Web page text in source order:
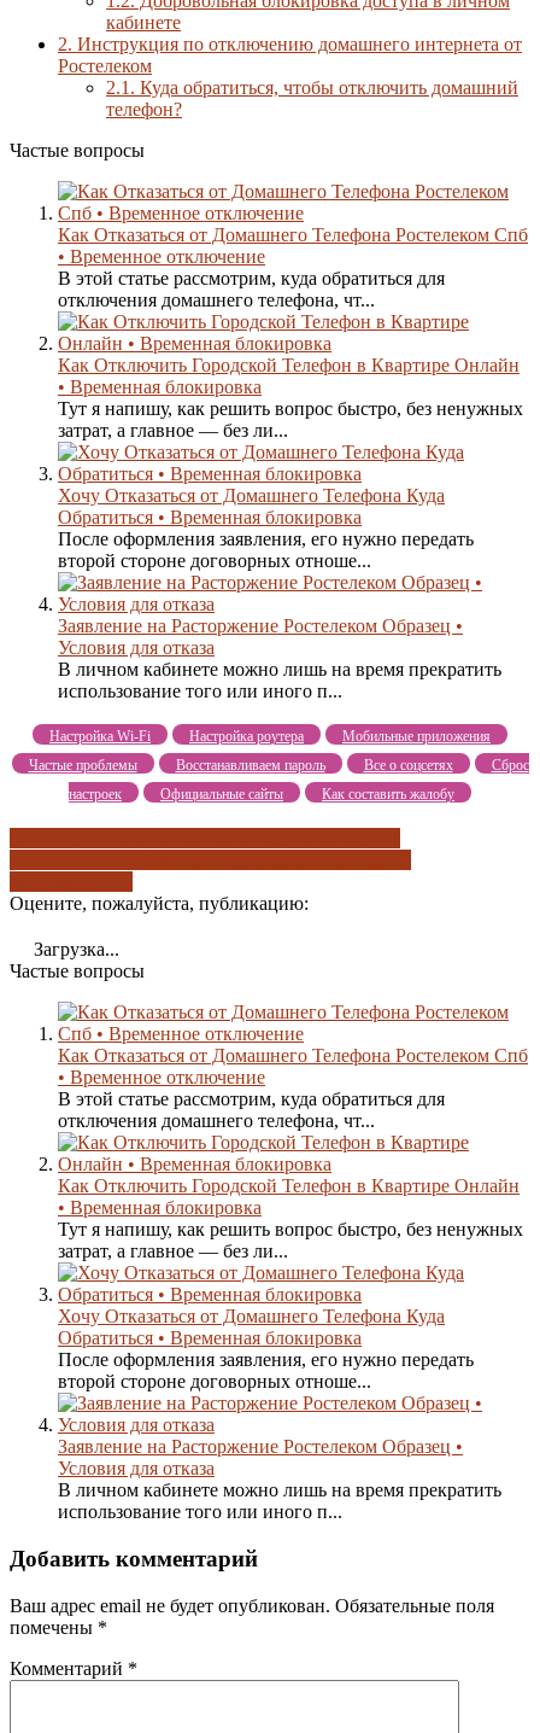
кабинете
2. Инструкция по отключению домашнего интернета от
Ростелеком
2.1. Куда обратиться, чтобы отключить домашний
телефон?
Частые вопросы
Как Отказаться от Домашнего Телефона Ростелеком Спб
• Временное отключение
В этой статье рассмотрим, куда обратиться для
отключения домашнего телефона, чт...
Как Отключить Городской Телефон в Квартире Онлайн
• Временная блокировка
Тут я напишу, как решить вопрос быстро, без ненужных
затрат, а главное — без ли...
Хочу Отказаться от Домашнего Телефона Куда
Обратиться • Временная блокировка
После оформления заявления, его нужно передать
второй стороне договорных отноше...
Заявление на Расторжение Ростелеком Образец •
Условия для отказа
В личном кабинете можно лишь на время прекратить
использование того или иного п...
Настройка Wi-Fi Настройка роутера
Мобильные приложения
Частые проблемы
Восстанавливаем пароль Все о соцсетях
Сброс
настроек
Официальные сайты Как составить жалобу
Оцените, пожалуйста, публикацию:
Загрузка...
Частые вопросы
Как Отказаться от Домашнего Телефона Ростелеком Спб
• Временное отключение
В этой статье рассмотрим, куда обратиться для
отключения домашнего телефона, чт...
Как Отключить Городской Телефон в Квартире Онлайн
• Временная блокировка
Тут я напишу, как решить вопрос быстро, без ненужных
затрат, а главное — без ли...
Хочу Отказаться от Домашнего Телефона Куда
Обратиться • Временная блокировка
После оформления заявления, его нужно передать
второй стороне договорных отноше...
Заявление на Расторжение Ростелеком Образец •
Условия для отказа
В личном кабинете можно лишь на время прекратить
использование того или иного п...
Добавить комментарий
Ваш адрес email не будет опубликован. Обязательные поля
помечены *
Комментарий *